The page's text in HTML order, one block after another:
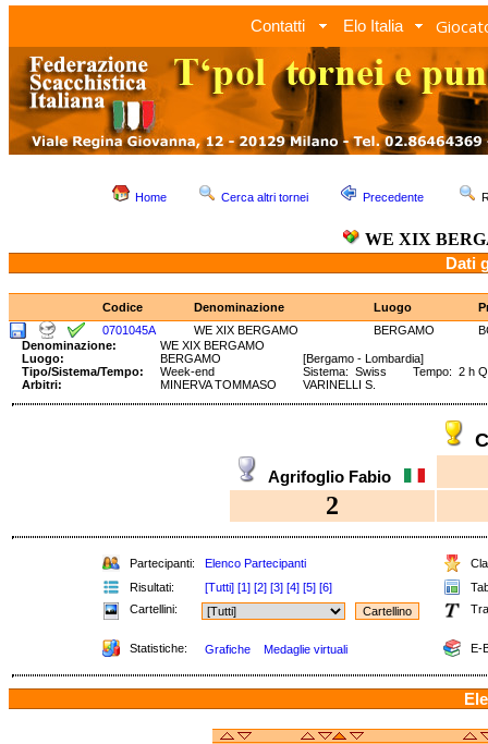
Contatti Elo Italia
Home Cerca altri tornei Precedente
WE XIX
Dati
Codice Denominazione Luogo
0701045A
WE XIX BERGAMO BERGAMO
Denominazione:
WE XIX BERGAMO
Luogo:
BERGAMO
[Bergamo - Lombardia]
Tipo/Sistema/Tempo:
Week-end
Sistema: Swiss Tempo: 2 h
Arbitri:
MINERVA TOMMASO VARINELLI S.
Agrifoglio Fabio
2
Partecipanti: Elenco Partecipanti
Risultati:
[Tutti] [1] [2] [3] [4] [5] [6]
Cartellini:
Statistiche: Grafiche Medaglie virtuali E-